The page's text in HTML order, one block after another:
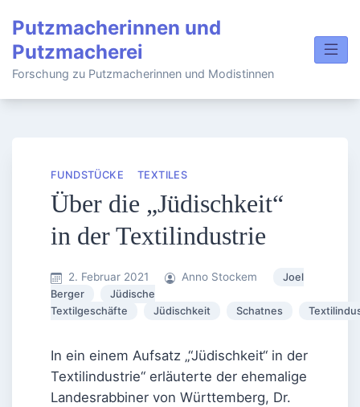
content
Putzmacherinnen und
Putzmacherei
Forschung zu Putzmacherinnen und Modistinnen
FUNDSTÜCKE TEXTILES
Über die „Jüdischkeit“
in der Textilindustrie
2. Februar 2021 Anno Stockem
Joel
Berger
Jüdische
Textilgeschäfte
Jüdischkeit Schatnes
In ein einem Aufsatz „“Jüdischkeit“ in der
Textilindustrie“ erläuterte der ehemalige
Landesrabbiner von Württemberg, Dr.